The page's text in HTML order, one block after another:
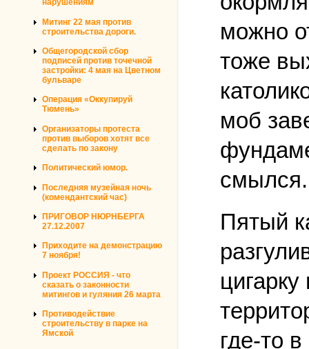
нарушениям
Митинг 22 мая против
строительства дороги.
Общегородской сбор
подписей против точечной
застройки: 4 мая на Цветном
бульваре
Операция «Оккупируй
Тюмень»
Организаторы протеста
против выборов хотят все
сделать по закону
Политический юмор.
Последняя музейная ночь
(комендантский час)
ПРИГОВОР НЮРНБЕРГА
27.12.2007
Приходите на демонстрацию
7 ноября!
Проект РОССИЯ - что
сказать о законности
митингов и гуляния 26 марта
Противодействие
строительству в парке на
Ямской
можно
тоже
моб
смылся.
Пятый
где-то